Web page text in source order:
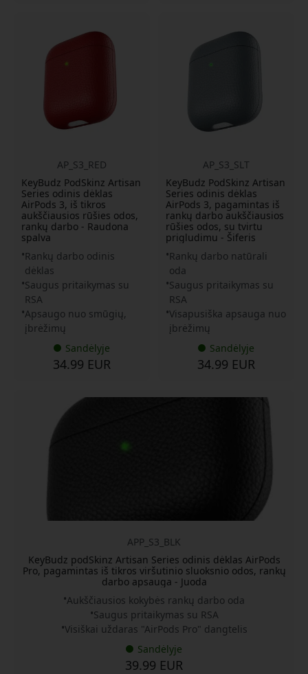
AP_S3_RED
KeyBudz PodSkinz Artisan
Series odinis dėklas
AirPods 3, iš tikros
aukščiausios rūšies odos,
rankų darbo - Raudona
spalva
Rankų darbo odinis
dėklas
Saugus pritaikymas su
RSA
Apsaugo nuo smūgių,
įbrėžimų
Sandėlyje
34.99 EUR
AP_S3_SLT
KeyBudz PodSkinz Artisan
Series odinis dėklas
AirPods 3, pagamintas iš
rankų darbo aukščiausios
rūšies odos, su tvirtu
prigludimu - Šiferis
Rankų darbo natūrali
oda
Saugus pritaikymas su
RSA
Visapusiška apsauga nuo
įbrėžimų
Sandėlyje
34.99 EUR
APP_S3_BLK
KeyBudz podSkinz Artisan Series odinis dėklas AirPods
Pro, pagamintas iš tikros viršutinio sluoksnio odos, rankų
darbo apsauga - Juoda
Aukščiausios kokybės rankų darbo oda
Saugus pritaikymas su RSA
Visiškai uždaras "AirPods Pro" dangtelis
Sandėlyje
39.99 EUR